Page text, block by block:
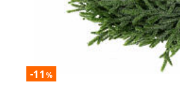
-11 %